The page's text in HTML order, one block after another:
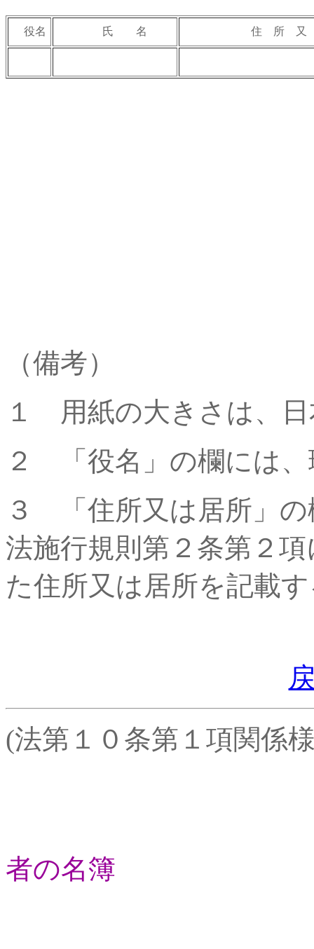
役名 氏 名 住 所 又 は
（備考）
１ 用紙の大きさは、
２ 「役名」の欄には、
３ 「住所又は居所」の
法施行規則第２条第２
た住所又は居所を記載
(法第１０条第１項関係
者の名簿